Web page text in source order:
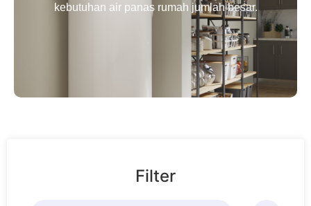
kebutuhan air panas rumah jumlah besar.
Filter